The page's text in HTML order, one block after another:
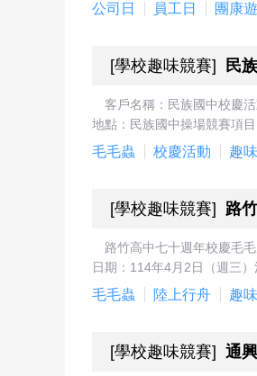
公司日 員工日 團康
[學校趣味競賽] 民
客戶名稱：民族國中校慶
地點：民族國中操場競賽項
毛毛蟲 校慶活動 趣
[學校趣味競賽] 路
路竹高中七十週年校慶毛
日期：114年4月2日（週三
毛毛蟲 陸上行舟 趣
[學校趣味競賽] 通